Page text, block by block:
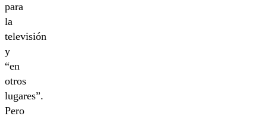
para
la
televisión
y
“en
otros
lugares”.
Pero